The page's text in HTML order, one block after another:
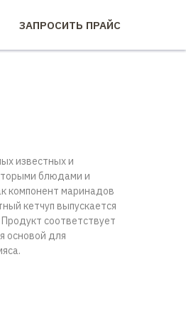
ЗАПРОСИТЬ ПРАЙС
известных и
блюдами и
компонент маринадов
кетчуп выпускается
соответствует
основой для